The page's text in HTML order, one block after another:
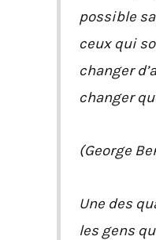
possible
ceux qui
changer
changer
(George
Une des
les gens